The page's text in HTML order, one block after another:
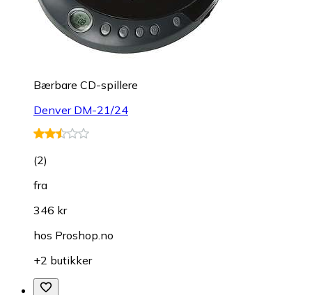
Bærbare CD-spillere
Denver DM-21/24
(2)
fra
346 kr
hos Proshop.no
+2 butikker